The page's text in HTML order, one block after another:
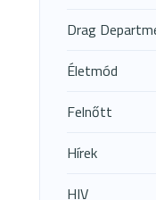
Drag
Életmód
Felnőtt
Hírek
HIV